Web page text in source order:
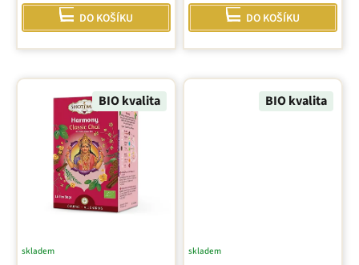
DO KOŠÍKU DO KOŠÍKU
BIO kvalita
skladem
BIO kvalita
skladem